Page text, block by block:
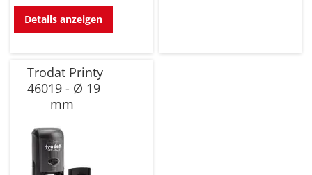
Details anzeigen
Trodat Printy
46019 - Ø 19
mm